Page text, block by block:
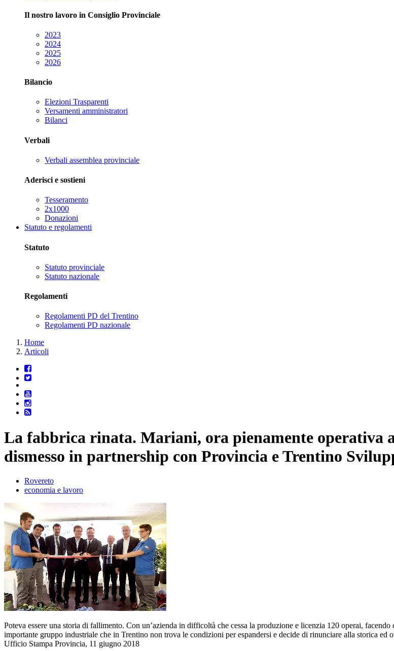
Il nostro lavoro in Consiglio Provinciale
2023
2024
2025
2026
Bilancio
Elezioni Trasparenti
Versamenti amministratori
Bilanci
Verbali
Verbali assemblea provinciale
Aderisci e sostieni
Tesseramento
2x1000
Donazioni
Statuto e regolamenti
Statuto
Statuto provinciale
Statuto nazionale
Regolamenti
Regolamenti PD del Trentino
Regolamenti PD nazionale
Home
Articoli
La fabbrica rinata. Mariani, ora pienamente operativa
dismesso in partnership con Provincia e Trentino
Rovereto
economia e lavoro
Poteva essere una storia di fallimento. Con un’azienda in difficoltà che cessa la produzione e licenzia 120 operai,
importante gruppo industriale che in Trentino non trova le condizioni per espandersi e decide di rinunciare alla storica ed
Ufficio Stampa Provincia, 11 giugno 2018